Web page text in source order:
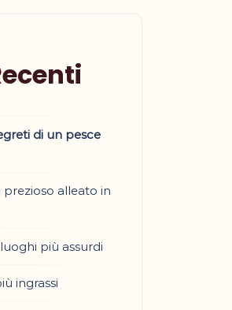
di un pesce
prezioso alleato in
più assurdi
ingrassi